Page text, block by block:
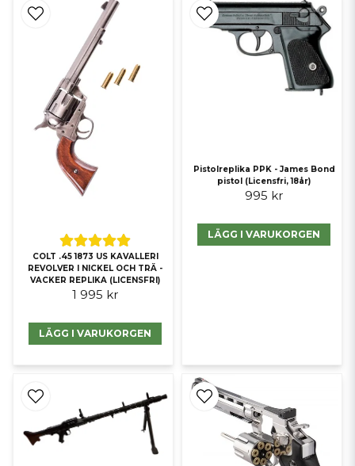
COLT .45 1873 US KAVALLERI
REVOLVER I NICKEL OCH TRÄ -
VACKER REPLIKA (LICENSFRI)
1 995 kr
LÄGG I VARUKORGEN
Pistolreplika PPK - James Bond
pistol (Licensfri, 18år)
995 kr
LÄGG I VARUKORGEN